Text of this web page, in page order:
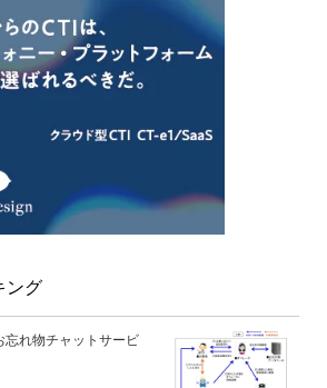
ング
忘れ物チャットサービ